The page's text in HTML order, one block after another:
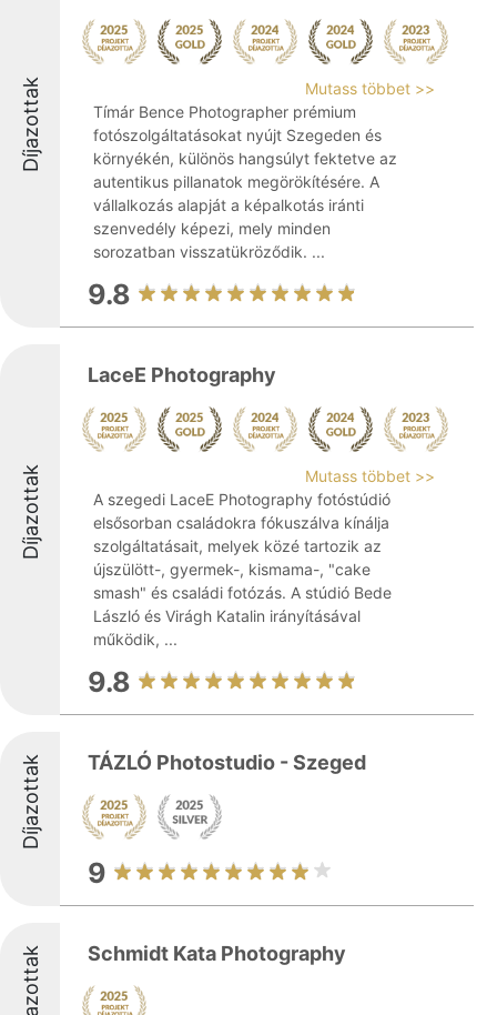
Díjazottak
Mutass többet >>
Tímár Bence Photographer prémium
fotószolgáltatásokat nyújt Szegeden és
környékén, különös hangsúlyt fektetve az
autentikus pillanatok megörökítésére. A
vállalkozás alapját a képalkotás iránti
szenvedély képezi, mely minden
sorozatban visszatükröződik. ...
9.8
Díjazottak
LaceE Photography
Mutass többet >>
A szegedi LaceE Photography fotóstúdió
elsősorban családokra fókuszálva kínálja
szolgáltatásait, melyek közé tartozik az
újszülött-, gyermek-, kismama-, "cake
smash" és családi fotózás. A stúdió Bede
László és Virágh Katalin irányításával
működik, ...
9.8
Díjazottak TÁZLÓ Photostudio - Szeged
9
Díjazottak Schmidt Kata Photography